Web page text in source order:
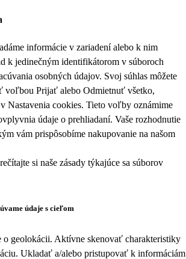
informácie v zariadení alebo k nim
k jedinečným identifikátorom v súboroch
osobných údajov. Svoj súhlas môžete
voľbou Prijať alebo Odmietnuť všetko,
Nastavenia cookies. Tieto voľby oznámime
údaje o prehliadaní. Vaše rozhodnutie
vám prispôsobíme nakupovanie na našom
si naše zásady týkajúce sa súborov
údaje s cieľom
o geolokácii. Aktívne skenovať charakteristiky
Ukladať a/alebo pristupovať k informáciám